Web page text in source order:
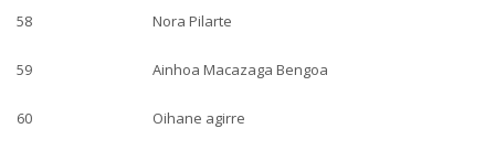
58 Nora Pilarte
59 Ainhoa Macazaga Bengoa
60 Oihane agirre